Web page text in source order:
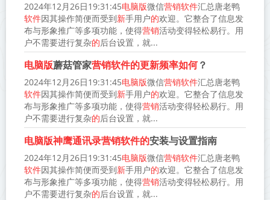
2024年12月26日19:31:45电脑版微信营销软件汇总唐老鸭
软件因其操作简便而受到新手用户的欢迎。它整合了信息发
布与形象推广等多项功能，使得营销活动变得轻松易行。用
户不需要进行复杂的后台设置，就...
电脑版蘑菇管家营销软件的更新频率如何？
2024年12月26日19:31:45电脑版微信营销软件汇总唐老鸭
软件因其操作简便而受到新手用户的欢迎。它整合了信息发
布与形象推广等多项功能，使得营销活动变得轻松易行。用
户不需要进行复杂的后台设置，就...
电脑版神鹰通讯录营销软件的安装与设置指南
2024年12月26日19:31:45电脑版微信营销软件汇总唐老鸭
软件因其操作简便而受到新手用户的欢迎。它整合了信息发
布与形象推广等多项功能，使得营销活动变得轻松易行。用
户不需要进行复杂的后台设置，就...